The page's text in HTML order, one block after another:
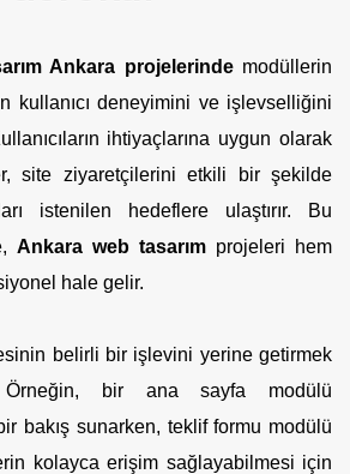
Ankara projelerindemodüllerin
kullanıcı deneyimini ve işlevselliğini
ihtiyaçlarına uygun olarak
site ziyaretçilerini etkili bir şekilde
istenilen hedeflere ulaştırır. Bu
Ankara web tasarım projeleri hem
hale gelir.
belirli bir işlevini yerine getirmek
Örneğin, bir ana sayfa modülü
bakış sunarken, teklif formu modülü
kolayca erişim sağlayabilmesi için